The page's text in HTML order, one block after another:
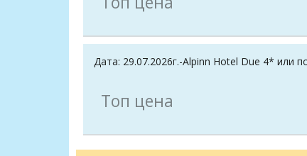
Дата: 29.07.2026г.-Alpinn Hotel Due 4* или
Топ цена